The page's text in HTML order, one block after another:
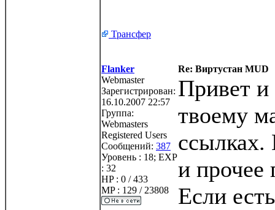
Трансфер
Flanker
Re: Виртустан MUD
Webmaster
Зарегистрирован:
16.10.2007 22:57
Группа:
Webmasters
Registered Users
Сообщений: 387
Уровень : 18; EXP
: 32
HP : 0 / 433
MP : 129 / 23808
Привет
твоему
и прочее
Если